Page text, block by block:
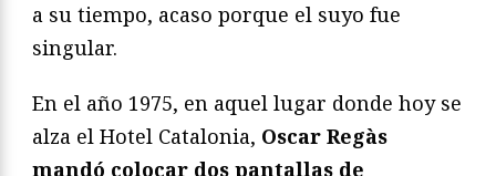
a su tiempo, acaso porque el suyo fue
singular.
En el año 1975, en aquel lugar donde hoy se
alza el Hotel Catalonia, Oscar Regàs
mandó colocar dos pantallas de